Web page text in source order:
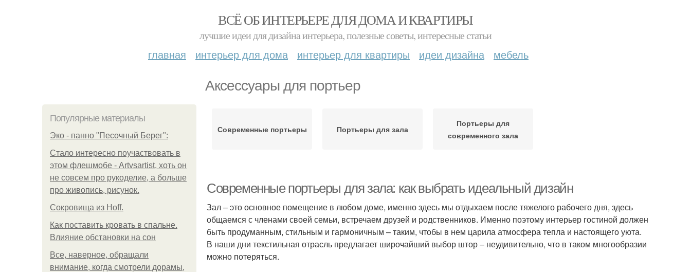
ВСЁ ОБ ИНТЕРЬЕРЕ ДЛЯ ДОМА И КВАРТИРЫ
лучшие идеи для дизайна интерьера, полезные советы, интересные статьи
главная интерьер для дома интерьер для квартиры идеи дизайна мебель
Аксессуары для портьер
Популярные материалы
Эко - панно "Песочный Берег":
Стало интересно поучаствовать в
этом флешмобе - Artvsartist, хоть он
не совсем про рукоделие, а больше
про живопись, рисунок.
Сокровища из Hoff.
Как поставить кровать в спальне.
Влияние обстановки на сон
Все, наверное, обращали
внимание, когда смотрели дорамы,
Современные портьеры Портьеры для зала
Портьеры для
современного зала
Современные портьеры для зала: как выбрать идеальный дизайн
Зал – это основное помещение в любом доме, именно здесь мы отдыхаем после тяжелого рабочего дня, здесь
общаемся с членами своей семьи, встречаем друзей и родственников. Именно поэтому интерьер гостиной должен
быть продуманным, стильным и гармоничным – таким, чтобы в нем царила атмосфера тепла и настоящего уюта.
В наши дни текстильная отрасль предлагает широчайший выбор штор – неудивительно, что в таком многообразии
можно потеряться.